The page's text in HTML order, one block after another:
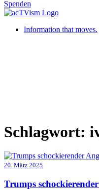
Spenden
Information that moves.
Schlagwort:
20. März 2025
Trumps